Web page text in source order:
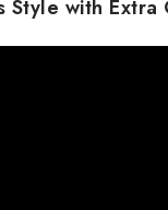
Style with Extra